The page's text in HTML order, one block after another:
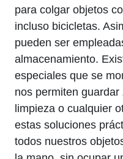
para colgar objetos
⁤incluso bicicletas.
pueden ‍ser
almacenamiento.
especiales‌ que se
nos permiten
limpieza o cualquier
estas soluciones
todos ⁤nuestros